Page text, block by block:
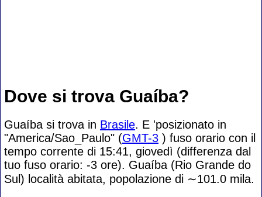
Dove si trova Guaíba?
Guaíba si trova in Brasile. E 'posizionato in
"America/Sao_Paulo" (GMT-3 ) fuso orario con il
tempo corrente di 15:41, giovedì (differenza dal
tuo fuso orario: -3 ore). Guaíba (Rio Grande do
Sul) località abitata, popolazione di ∼101.0 mila.